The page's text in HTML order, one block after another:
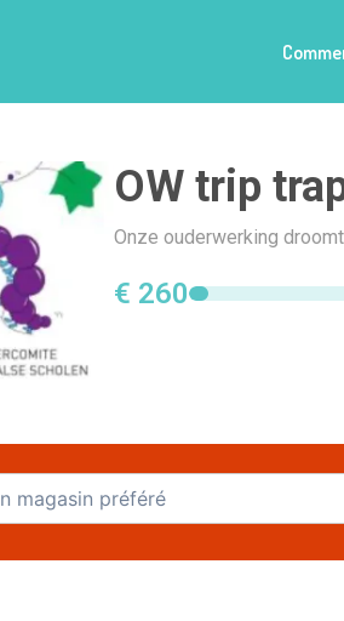
OW trip
Onze ouderwerking
€ 260